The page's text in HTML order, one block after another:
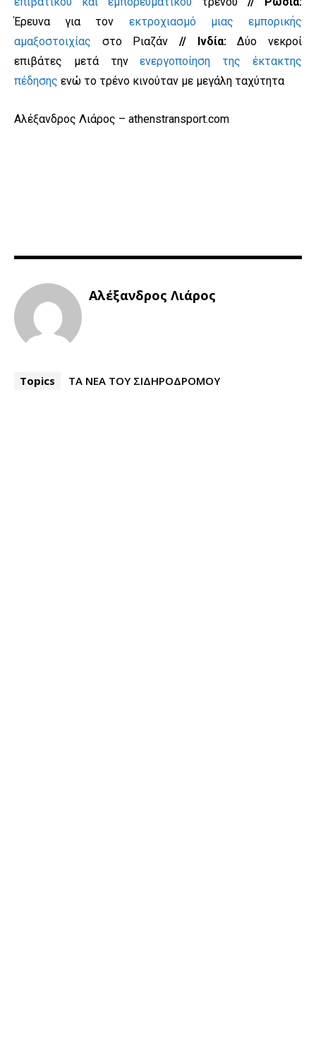
Έρευνα για τον εκτροχιασμό μιας εμπορικής
αμαξοστοιχίας στο Ριαζάν // Ινδία:Δύο νεκροί
επιβάτες μετά τηνενεργοποίηση της έκτακτης
πέδησης ενώ το τρένο κινούταν με μεγάλη ταχύτητα
Αλέξανδρος Λιάρος – athenstransport.com
Αλέξανδρος Λιάρος
Topics ΤΑ ΝΕΑ ΤΟΥ ΣΙΔΗΡΟΔΡΟΜΟΥ